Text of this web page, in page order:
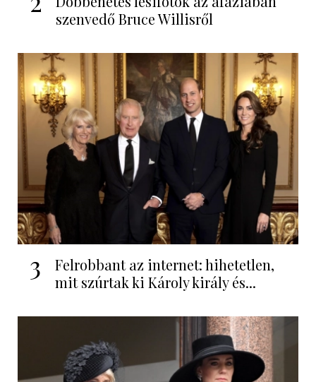
szenvedő Bruce Willisről
3
Felrobbant az internet: hihetetlen,
mit szúrtak ki Károly király és...